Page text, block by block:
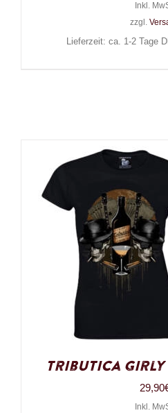
Inkl.
zzgl.
Lieferzeit: ca. 1-2 Tage
Tributica Girly
29,90
Inkl.